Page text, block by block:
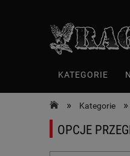
KATEGORIE
» Kategorie »
OPCJE